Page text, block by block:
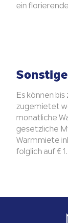
ein
Es können
zugemietet
monatliche
gesetzliche
Warmmiete
folglich auf €